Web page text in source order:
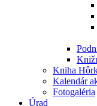
Kniha
Kalendár
Fotogaléria
Úrad